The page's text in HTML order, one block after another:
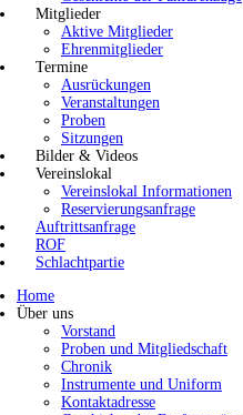
Mitglieder
Aktive Mitglieder
Ehrenmitglieder
Termine
Ausrückungen
Veranstaltungen
Proben
Sitzungen
Bilder & Videos
Vereinslokal
Vereinslokal Informationen
Reservierungsanfrage
Auftrittsanfrage
ROF
Schlachtpartie
Home
Über uns
Vorstand
Proben und Mitgliedschaft
Chronik
Instrumente und Uniform
Kontaktadresse